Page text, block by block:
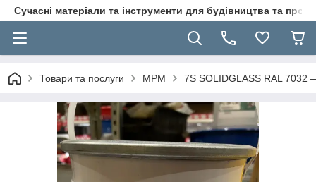
Сучасні матеріали та інструменти для будівництва та
Товари та послуги MPM 7S SOLIDGLASS RAL 7032